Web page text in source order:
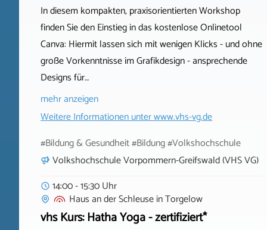
In diesem kompakten, praxisorientierten Workshop
finden Sie den Einstieg in das kostenlose Onlinetool
Canva: Hiermit lassen sich mit wenigen Klicks - und ohne
große Vorkenntnisse im Grafikdesign - ansprechende
Designs für…
mehr anzeigen
Weitere Informationen unterwww.vhs-vg.de
#Bildung & Gesundheit #Bildung #Volkshochschule
Volkshochschule Vorpommern-Greifswald (VHS VG)
14:00 - 15:30 Uhr
Haus an der SchleuseinTorgelow
vhs Kurs: Hatha Yoga - zertifiziert*